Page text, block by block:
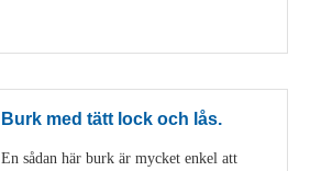
Burk med tätt lock och lås.
En sådan här burk är mycket enkel att